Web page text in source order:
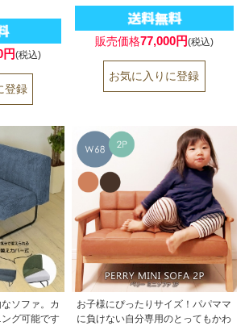
円(税込)
販売価格77,000円(税込)
ソファ。カ
グ可能です
お子様にぴったりサイズ！パパママ
に負けない自分専用のとってもかわ